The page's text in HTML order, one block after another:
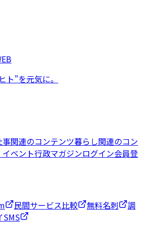
ト”を元気に。
事関連のコンテンツ暮らし関連のコン
ベント行政マガジンログイン会員登
民間サービス比較 無料名刺
調
SMS